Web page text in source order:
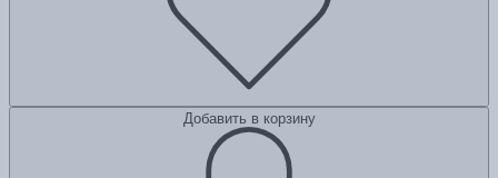
Добавить в корзину